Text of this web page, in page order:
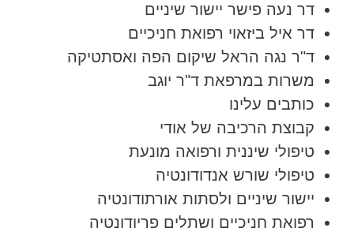
דר נעה פישר יישור שיניים
דר איל ביזאוי רפואת חניכיים
ד"ר נגה הראל שיקום הפה ואסתטיקה
משרות במרפאת ד"ר יוגב
כותבים עלינו
קבוצת הרכיבה של אודי
טיפולי שיננית ורפואה מונעת
טיפולי שורש אנדודונטיה
יישור שיניים ולסתות אורתודונטיה
רפואת חניכיים ושתלים פריודונטיה